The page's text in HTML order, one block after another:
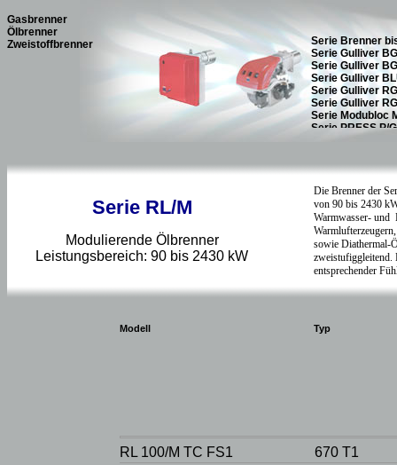
Gasbrenner
Ölbrenner
Zweistoffbrenner
Serie RL/M
Modulierende Ölbrenner
Leistungsbereich: 90 bis 2430 kW
Modell Typ